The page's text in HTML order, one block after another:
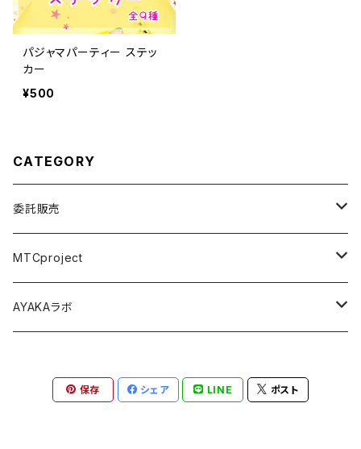
パジャマパーティー ステッ
カー
¥500
CATEGORY
委託販売
パジャマパーティー ~うちらの部屋へようこそ~
舞台 Seizing the day
尾本祐菜生誕祭
MTCproject
Choose My Story!
AYAKAラボ
保存 シェア LINE ポスト